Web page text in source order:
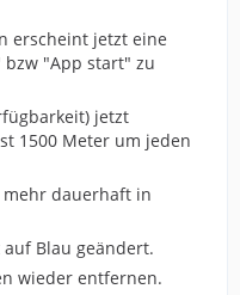
erscheint jetzt eine
bzw "App start" zu
jetzt
1500 Meter um jeden
dauerhaft in
Blau geändert.
wieder entfernen.